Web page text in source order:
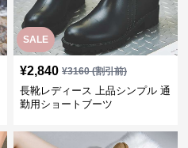
SALE
¥2,840 ¥3160(割引前)
長靴レディース 上品シンプル 通
勤用ショートブーツ